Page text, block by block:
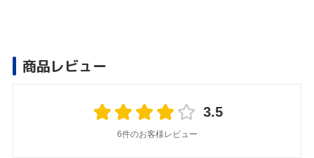
商品レビュー
3.5
6件のお客様レビュー